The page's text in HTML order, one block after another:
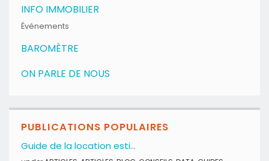
INFO IMMOBILIER
Événements
BAROMÈTRE
ON PARLE DE NOUS
PUBLICATIONS POPULAIRES
Guide de la location esti...